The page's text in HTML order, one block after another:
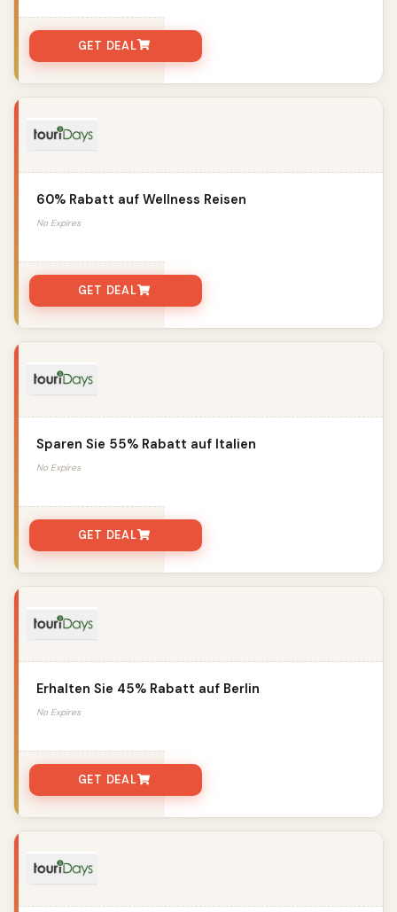
GET DEAL
60% Rabatt auf Wellness Reisen
No Expires
GET DEAL
Sparen Sie 55% Rabatt auf Italien
No Expires
GET DEAL
Erhalten Sie 45% Rabatt auf Berlin
No Expires
GET DEAL